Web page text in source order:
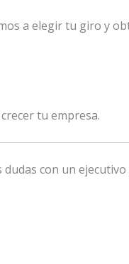
a elegir tu giro y
tu empresa.
con un